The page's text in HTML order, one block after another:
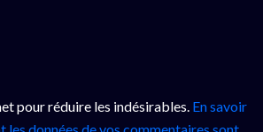
pour réduire les indésirables. En savoir